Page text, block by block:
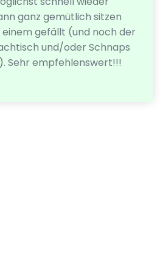
ganz gemütlich sitzen
einem gefällt (und noch der
und/oder Schnaps
Sehr empfehlenswert!!!